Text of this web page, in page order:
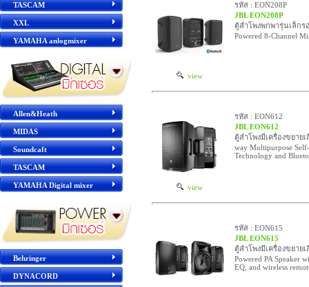
TASCAM
XXL
YAMAHA anlogmixer
Allen&Heath
MIDAS
Soundcaft
TASCAM
YAMAHA Digital mixer
Behringer
DYNACORD
view
รหัส : EON208P
JBL EON208P
ตู้ลำโพงพกพารุ่นเล็กรอ
Powered 8-Channel
view
รหัส : EON612
JBL EON612
ตู้ลำโพงมีเครื่องขยาย
way Multipurpose
Technology and
รหัส : EON615
JBL EON615
ตู้ลำโพงมีเครื่องขยาย
Powered PA Speaker
EQ, and wireless